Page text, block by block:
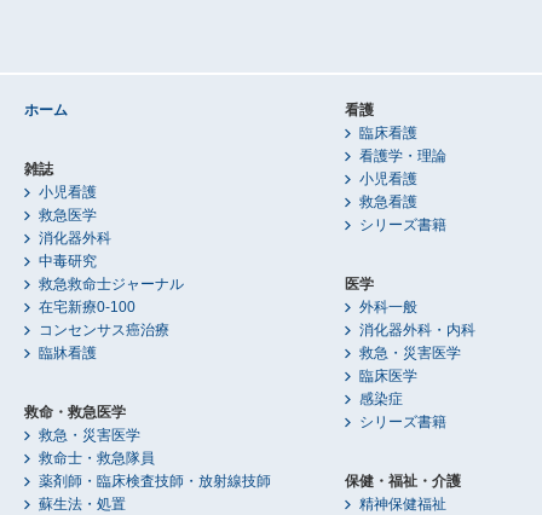
ホーム
雑誌
小児看護
救急医学
消化器外科
中毒研究
救急救命士ジャーナル
在宅新療0-100
コンセンサス癌治療
臨牀看護
救命・救急医学
救急・災害医学
救命士・救急隊員
薬剤師・臨床検査技師・放射線技師
蘇生法・処置
看護
臨床看護
看護学・理論
小児看護
救急看護
シリーズ書籍
医学
外科一般
消化器外科・内科
救急・災害医学
臨床医学
感染症
シリーズ書籍
保健・福祉・介護
精神保健福祉